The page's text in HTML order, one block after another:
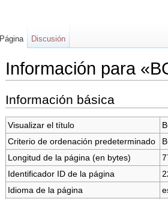
Información para
Información básica
Visualizar el título
Criterio de ordenación predeterminado
Longitud de la página (en bytes)
Identificador ID de la página
Idioma de la página
Página Discusión